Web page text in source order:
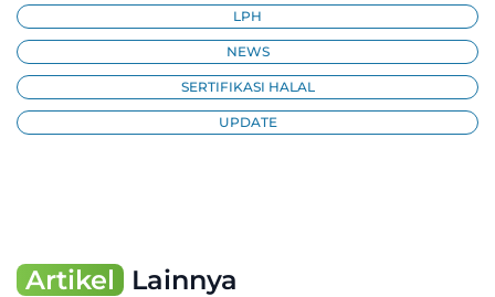
LPH
NEWS
SERTIFIKASI HALAL
UPDATE
Artikel Lainnya